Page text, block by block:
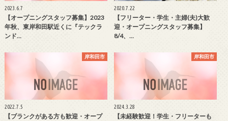
2023.6.7
【オープニングスタッフ募集】2023
年秋、東岸和田駅近くに『テックラ
ンド…
2020.7.22
【フリーター・学生・主婦(夫)大歓
迎・オープニングスタッフ募集】
8/4、…
岸和田市
2022.7.5
【ブランクがある方も歓迎・オープ
岸和田市
2024.3.28
【未経験歓迎！学生・フリーターも